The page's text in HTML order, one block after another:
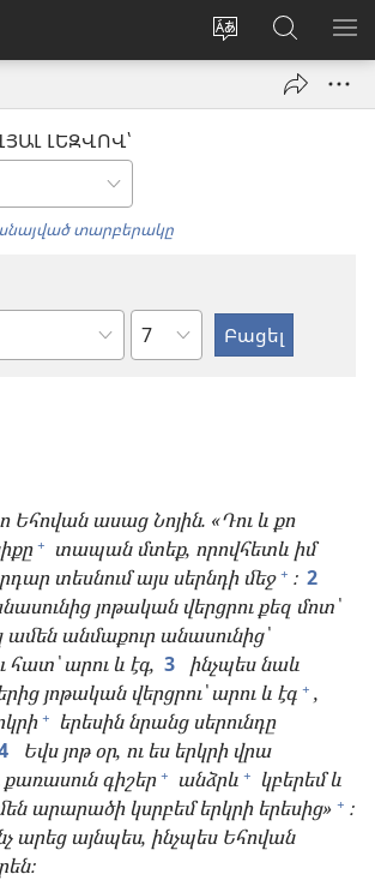
Փոխել
Մուտքագրվել
(բացվումՈրոնում
JW.ORG
կայքում
ԼԵԶՎՈՎ՝
տարբերակը
Ըստ
գլուխների
Եհովան ասաց Նոյին. «Դու և քո
+ տապան մտեք, որովհետև իմ
տեսնում այս սերնդի մեջ + ։ 2
յոթական վերցրու քեզ մոտ՝
ամեն անմաքուր անասունից՝
հատ՝ արու և էգ, 3 ինչպես նաև
յոթական վերցրու՝ արու և էգ + ,
+ երեսին նրանց սերունդը
Եվս յոթ օր, ու ես երկրի վրա
գիշեր + անձրև + կբերեմ և
արարածի կսրբեմ երկրի երեսից» + ։
արեց այնպես, ինչպես Եհովան